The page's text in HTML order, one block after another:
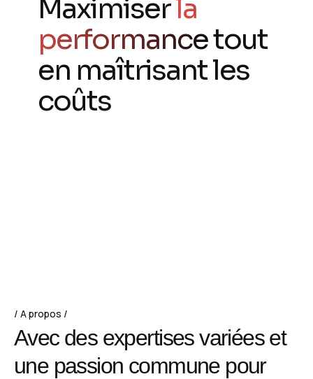
Maximiserla
performancetout
en maîtrisant les
coûts
A propos
Avec des expertises variées et
une passion commune pour